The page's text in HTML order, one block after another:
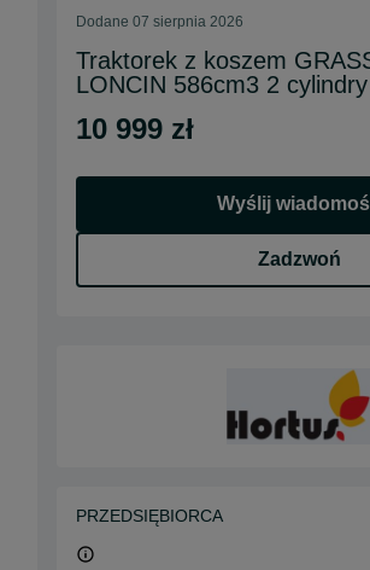
Dodane 07 sierpnia 2026
Traktorek z koszem
LONCIN 586cm3 2
10 999 zł
Wyślij
Zadzwoń
PRZEDSIĘBIORCA